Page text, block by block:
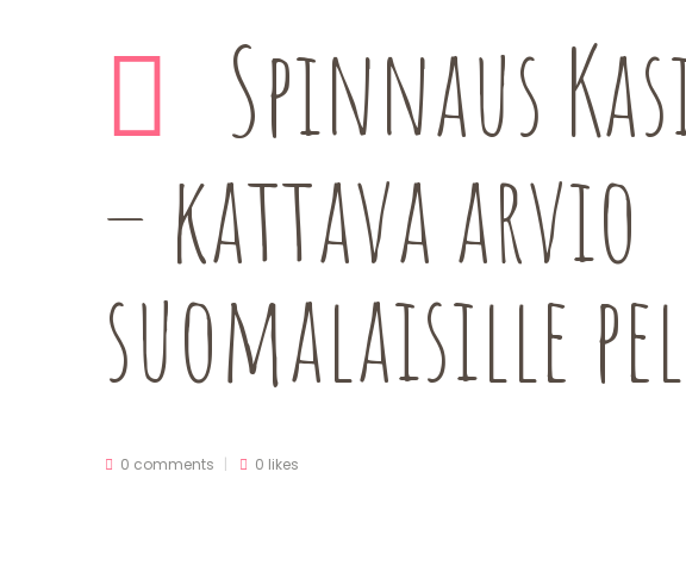
Spinnaus
– kattava arvio
suomalaisille
0 comments 0 likes